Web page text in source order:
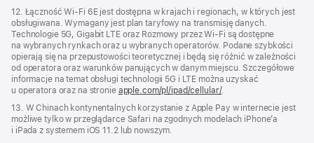
12. Łączność Wi‑Fi 6E jest dostępna w krajach i regionach, w których jest
obsługiwana. Wymagany jest plan taryfowy na transmisję danych.
Technologie 5G, Gigabit LTE oraz Rozmowy przez Wi-Fi są dostępne
na wybranych rynkach oraz u wybranych operatorów. Podane szybkości
opierają się na przepustowości teoretycznej i będą się różnić w zależności
od operatora oraz warunków panujących w danym miejscu. Szczegółowe
informacje na temat obsługi technologii 5G i LTE można uzyskać
u operatora oraz na stronie apple.com/pl/ipad/cellular/.
13. W Chinach kontynentalnych korzystanie z Apple Pay w internecie jest
możliwe tylko w przeglądarce Safari na zgodnych modelach iPhone’a
i iPada z systemem iOS 11.2 lub nowszym.